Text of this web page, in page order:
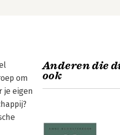
om
je eigen
Anderen die
ook